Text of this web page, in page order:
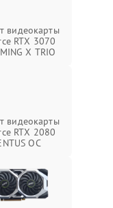
видеокарты
RTX 3070
X TRIO
видеокарты
RTX 2080
OC